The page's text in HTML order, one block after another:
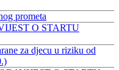
prometa
O STARTU
za djecu u riziku od